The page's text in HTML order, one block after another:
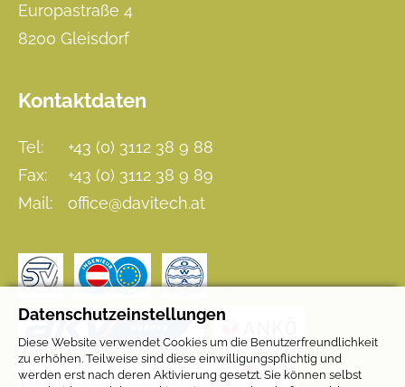
Europastraße 4
8200 Gleisdorf
Kontaktdaten
Tel:
+43 (0) 3112 38 9 88
Fax:
+43 (0) 3112 38 9 89
Mail:
office@davitech.at
Datenschutzeinstellungen
Diese Website verwendet Cookies um die Benutzerfreundlichkeit
zu erhöhen. Teilweise sind diese einwilligungspflichtig und
werden erst nach deren Aktivierung gesetzt. Sie können selbst